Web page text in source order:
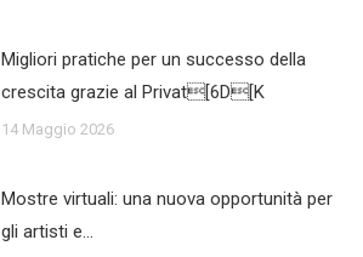
Migliori pratiche per un successo della
crescita grazie al Privat[6D[K
14 Maggio 2026
Mostre virtuali: una nuova opportunità per
gli artisti e…